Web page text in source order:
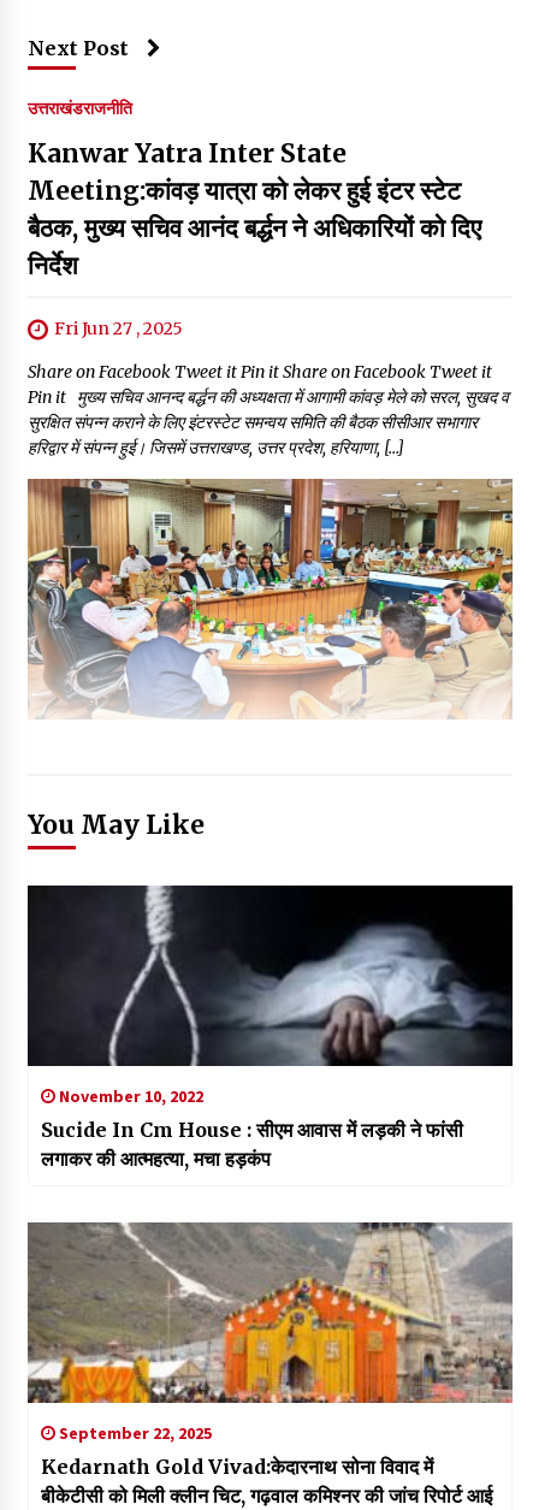
Next Post
उत्तराखंडराजनीति
Kanwar Yatra Inter State
Meeting:कांवड़ यात्रा को लेकर हुई इंटर स्टेट
बैठक, मुख्य सचिव आनंद बर्द्धन ने अधिकारियों को दिए
निर्देश
Fri Jun 27 , 2025
Share on Facebook Tweet it Pin it Share on Facebook Tweet it
Pin it मुख्य सचिव आनन्द बर्द्धन की अध्यक्षता में आगामी कांवड़ मेले को सरल, सुखद व
सुरक्षित संपन्न कराने के लिए इंटरस्टेट समन्वय समिति की बैठक सीसीआर सभागार
हरिद्वार में संपन्न हुई। जिसमें उत्तराखण्ड, उत्तर प्रदेश, हरियाणा, […]
You May Like
November 10, 2022
Sucide In Cm House : सीएम आवास में लड़की ने फांसी
लगाकर की आत्महत्या, मचा हड़कंप
September 22, 2025
Kedarnath Gold Vivad:केदारनाथ सोना विवाद में
बीकेटीसी को मिली क्लीन चिट, गढ़वाल कमिश्नर की जांच रिपोर्ट आई